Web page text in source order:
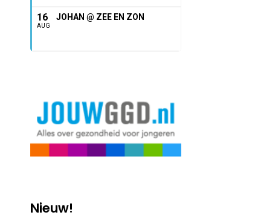
16
AUG
JOHAN @ ZEE EN ZON
Nieuw!